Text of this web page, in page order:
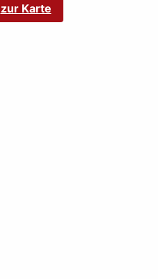
zur Karte